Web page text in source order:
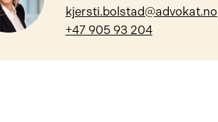
kjersti.bolstad@advokat.no
+47 905 93 204